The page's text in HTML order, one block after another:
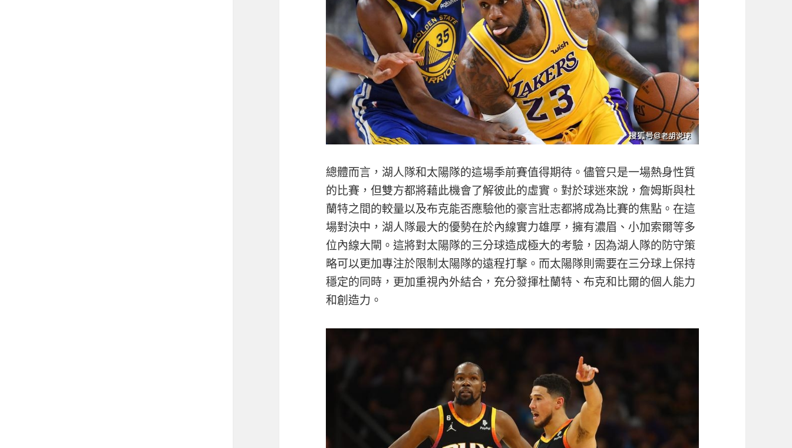
總體而言，湖人隊和太陽隊的這場季前賽值得期待。儘管只是一場熱身性質
的比賽，但雙方都將藉此機會了解彼此的虛實。對於球迷來說，詹姆斯與杜
蘭特之間的較量以及布克能否應驗他的豪言壯志都將成為比賽的焦點。在這
場對決中，湖人隊最大的優勢在於內線實力雄厚，擁有濃眉、小加索爾等多
位內線大閘。這將對太陽隊的三分球造成極大的考驗，因為湖人隊的防守策
略可以更加專注於限制太陽隊的遠程打擊。而太陽隊則需要在三分球上保持
穩定的同時，更加重視內外結合，充分發揮杜蘭特、布克和比爾的個人能力
和創造力。